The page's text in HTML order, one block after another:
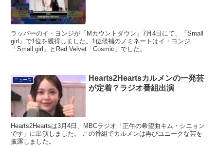
ラッパーのイ・ヨンジが「Mカウントダウン」7月4日にて、「Small
girl」で1位を獲得しました。1位候補のノミネートはイ・ヨンジ
「Small girl」とRed Velvet「Cosmic」でした。
ニュース
Hearts2Heartsカルメンの一発芸
が定着？ラジオ番組出演
Hearts2Heartsは3月4日、MBCラジオ「正午の希望曲キム・シニョン
です」に出演しました。 この番組でカルメンは再びユニークな芸を
披露しました。